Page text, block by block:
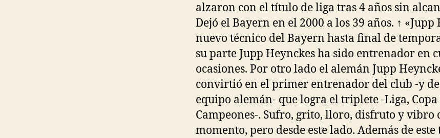
alzaron con el título de liga tras 4 años sin
Dejó el Bayern en el 2000 a los 39 años. ↑ «Jupp
nuevo técnico del Bayern hasta final de
su parte Jupp Heynckes ha sido entrenador en
ocasiones. Por otro lado el alemán Jupp
convirtió en el primer entrenador del club -y
equipo alemán- que logra el triplete -Liga, Copa
Campeones-. Sufro, grito, lloro, disfruto y vibro
momento, pero desde este lado. Además de